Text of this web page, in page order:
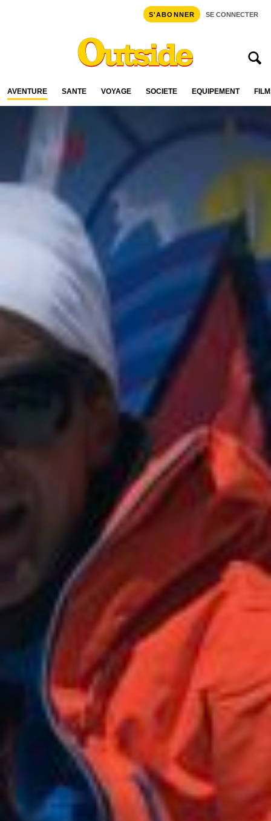
S'ABONNER SE CONNECTER
AVENTURE SANTÉ VOYAGE SOCIÉTÉ ÉQUIPEMENT